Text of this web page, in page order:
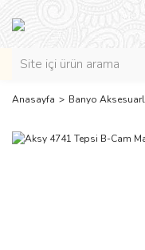
Anasayfa Banyo